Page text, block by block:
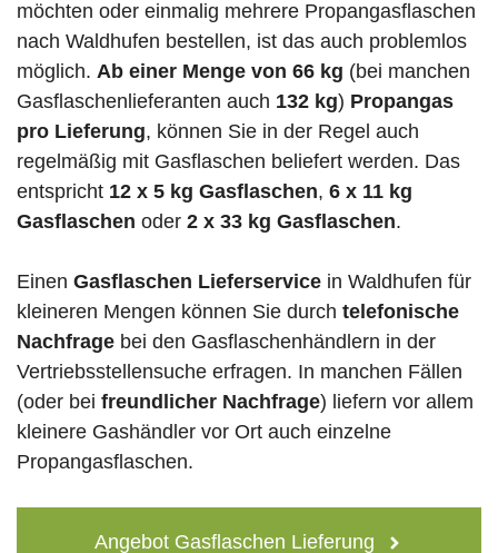
möchten oder einmalig mehrere Propangasflaschen
nach Waldhufen bestellen, ist das auch problemlos
möglich. Ab einer Menge von 66 kg (bei manchen
Gasflaschenlieferanten auch 132 kg) Propangas
pro Lieferung, können Sie in der Regel auch
regelmäßig mit Gasflaschen beliefert werden. Das
entspricht 12 x 5 kg Gasflaschen, 6 x 11 kg
Gasflaschen oder 2 x 33 kg Gasflaschen.
Einen Gasflaschen Lieferservice in Waldhufen für
kleineren Mengen können Sie durch telefonische
Nachfrage bei den Gasflaschenhändlern in der
Vertriebsstellensuche erfragen. In manchen Fällen
(oder bei freundlicher Nachfrage) liefern vor allem
kleinere Gashändler vor Ort auch einzelne
Propangasflaschen.
Angebot Gasflaschen Lieferung